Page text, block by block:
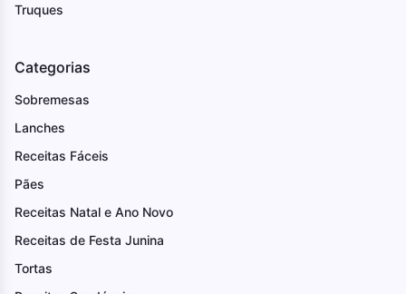
Truques
Categorias
Sobremesas
Lanches
Receitas Fáceis
Pães
Receitas Natal e Ano Novo
Receitas de Festa Junina
Tortas